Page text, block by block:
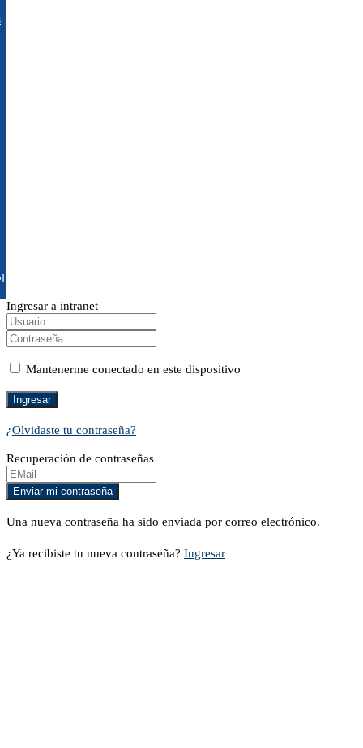
Ingresar a intranet
Mantenerme conectado en este dispositivo
¿Olvidaste tu contraseña?
Recuperación de contraseñas
Una nueva contraseña ha sido enviada por correo electrónico.
¿Ya recibiste tu nueva contraseña? Ingresar